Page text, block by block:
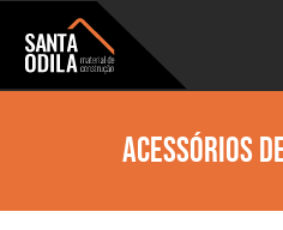
Acessórios